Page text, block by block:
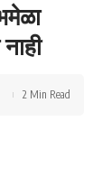
2 Min Read